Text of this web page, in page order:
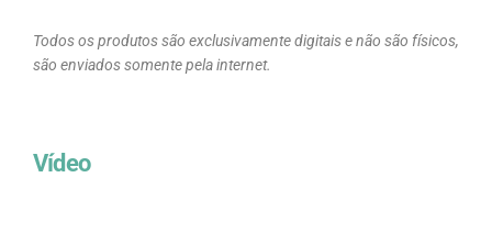
Todos os produtos são exclusivamente digitais e não são físicos,
são enviados somente pela internet.
Vídeo